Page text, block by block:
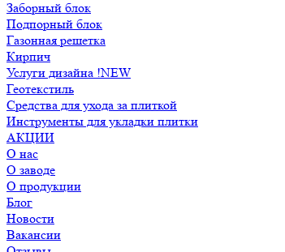
Заборный блок
Подпорный блок
Газонная решетка
Кирпич
Услуги дизайна !NEW
Геотекстиль
Средства для ухода за плиткой
Инструменты для укладки плитки
АКЦИИ
О нас
О заводе
О продукции
Блог
Новости
Вакансии